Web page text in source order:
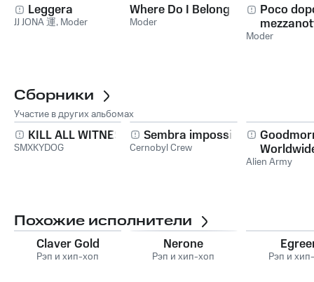
Leggera
JJ JONA 運, Moder
Where Do I Belong
Moder
Poco
Moder
Сборники
Участие в других альбомах
KILL ALL WITNESS
SMXKYDOG
Sembra impossibile
Cernobyl Crew
Alien Army
Похожие исполнители
Claver Gold
Рэп и хип-хоп
Nerone
Рэп и хип-хоп Рэп и